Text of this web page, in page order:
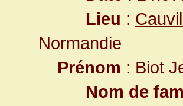
Lieu :
Normandie
Prénom : Biot
Nom de